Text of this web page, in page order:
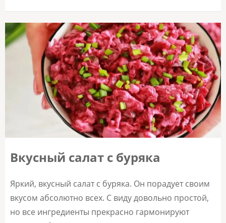
Вкусный салат с буряка
Яркий, вкусный салат с буряка. Он порадует своим
вкусом абсолютно всех. С виду довольно простой,
но все ингредиенты прекрасно гармонируют